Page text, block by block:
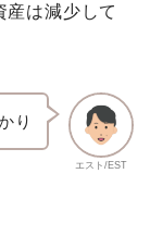
産は減少して
エスト/EST
り